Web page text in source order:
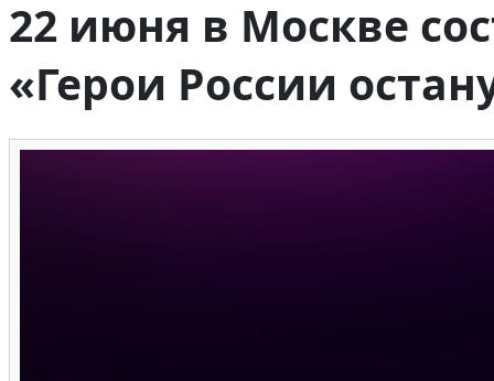
22 июня в Москве
«Герои России